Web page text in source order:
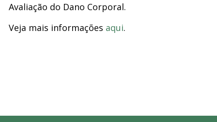
Avaliação do Dano Corporal.
Veja mais informações aqui.